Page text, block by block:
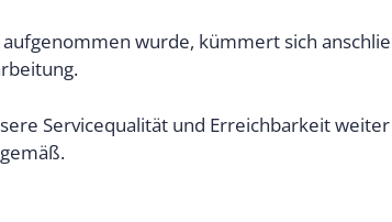
wurde, kümmert sich
Servicequalität und Erreichbarkeit